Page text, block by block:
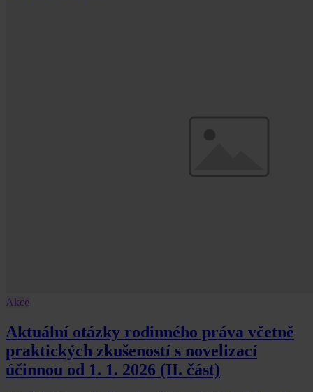
Akce
Aktuální otázky rodinného práva včetně
praktických zkušeností s novelizací
účinnou od 1. 1. 2026 (II. část)